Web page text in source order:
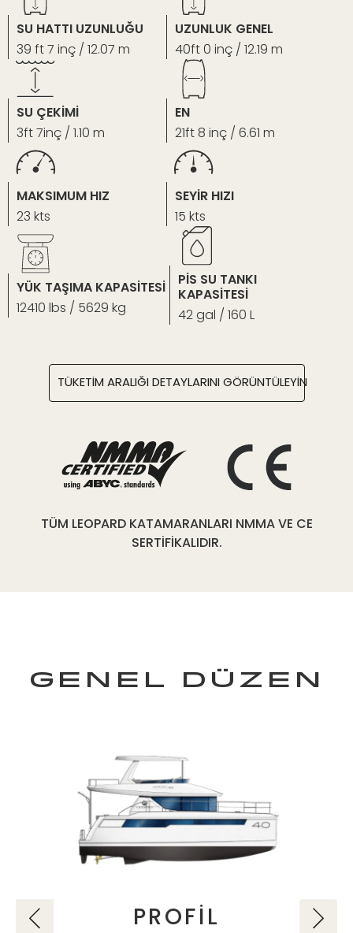
SU HATTI UZUNLUĞU
39 ft 7 inç / 12.07 m
UZUNLUK GENEL
40ft 0 inç / 12.19 m
SU ÇEKİMİ
3ft 7inç / 1.10 m
EN
21ft 8 inç / 6.61 m
MAKSIMUM HIZ
23 kts
SEYİR HIZI
15 kts
YÜK TAŞIMA KAPASİTESİ
12410 lbs / 5629 kg
PİS SU TANKI
KAPASİTESİ
42 gal / 160 L
TÜKETİM ARALIĞI DETAYLARINI GÖRÜNTÜLEYİN
TÜM LEOPARD KATAMARANLARI NMMA VE CE
SERTİFİKALIDIR.
GENEL DÜZEN
PROFİL